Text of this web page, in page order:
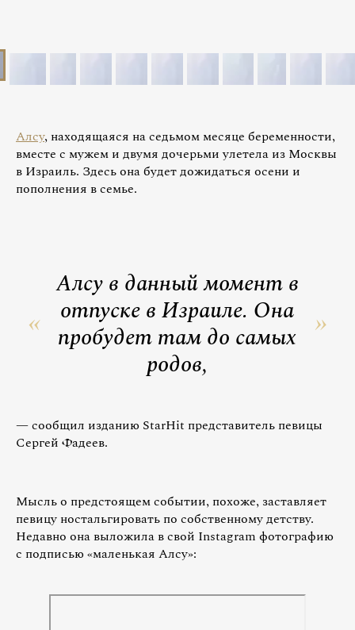
Алсу, находящаяся на седьмом месяце беременности,
вместе с мужем и двумя дочерьми улетела из Москвы
в Израиль. Здесь она будет дожидаться осени и
пополнения в семье.
Алсу в данный момент в
отпуске в Израиле. Она
пробудет там до самых
родов,
— сообщил изданию StarHit представитель певицы
Сергей Фадеев.
Мысль о предстоящем событии, похоже, заставляет
певицу ностальгировать по собственному детству.
Недавно она выложила в свой Instagram фотографию
с подписью «маленькая Алсу»: